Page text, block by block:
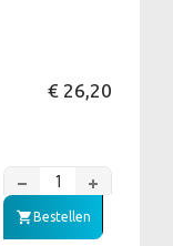
€ 26,20
Bestellen